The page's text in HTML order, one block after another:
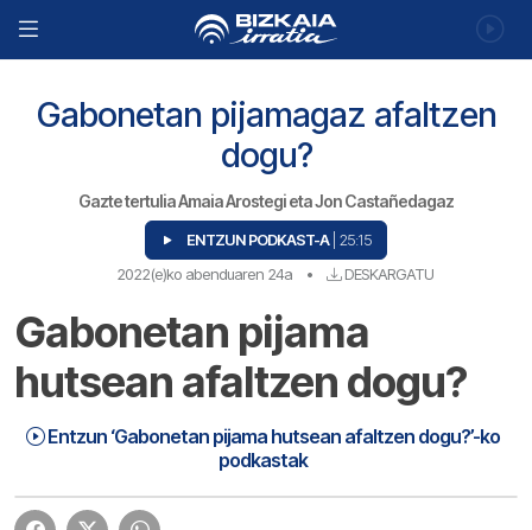
Gabonetan pijamagaz afaltzen
dogu?
Gazte tertulia Amaia Arostegi eta Jon Castañedagaz
ENTZUN PODKAST-A | 25:15
2022(e)ko abenduaren 24a • DESKARGATU
Gabonetan pijama
hutsean afaltzen dogu?
Entzun ‘Gabonetan pijama hutsean afaltzen dogu?’-ko
podkastak
25:15 Gabonetan pijamagaz afaltzen dogu? | Gabonetan pijama hutsean afaltzen dogu?